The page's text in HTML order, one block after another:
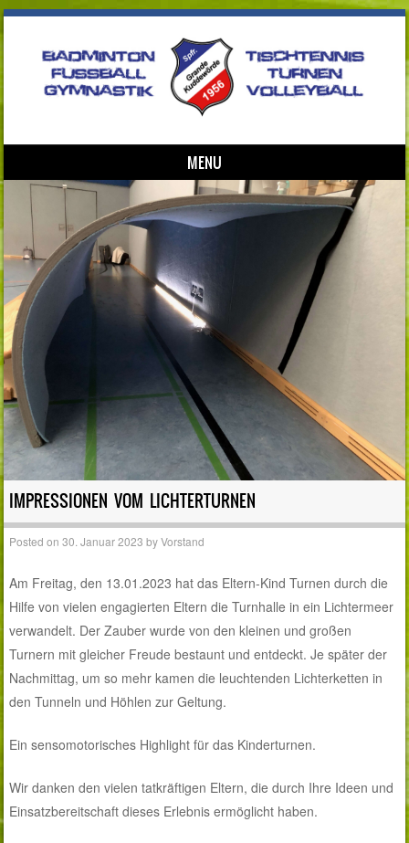
MENU
Skip to content
IMPRESSIONEN VOM LICHTERTURNEN
Posted on30. Januar 2023 byVorstand
Am Freitag, den 13.01.2023 hat das Eltern-Kind Turnen durch die
Hilfe von vielen engagierten Eltern die Turnhalle in ein Lichtermeer
verwandelt. Der Zauber wurde von den kleinen und großen
Turnern mit gleicher Freude bestaunt und entdeckt. Je später der
Nachmittag, um so mehr kamen die leuchtenden Lichterketten in
den Tunneln und Höhlen zur Geltung.
Ein sensomotorisches Highlight für das Kinderturnen.
Wir danken den vielen tatkräftigen Eltern, die durch Ihre Ideen und
Einsatzbereitschaft dieses Erlebnis ermöglicht haben.